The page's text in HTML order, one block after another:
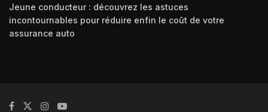
Jeune conducteur : découvrez les astuces
incontournables pour réduire enfin le coût de votre
assurance auto